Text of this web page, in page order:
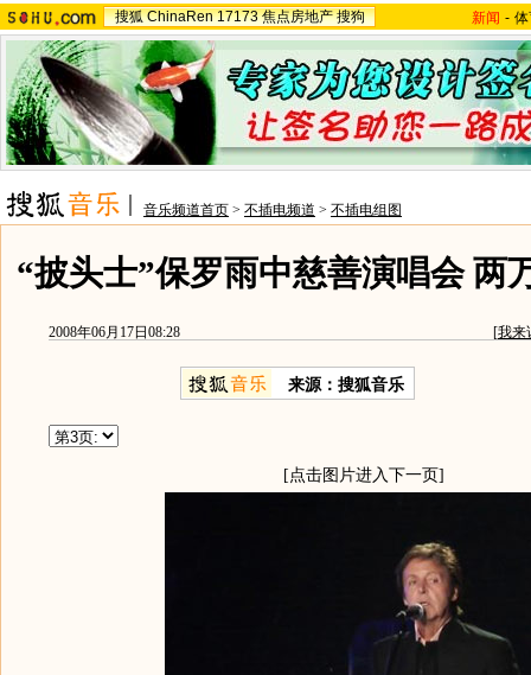
搜狐 ChinaRen 17173 焦点房地产 搜狗 新闻 -
音乐频道首页 > 不插电频道 > 不插电组图
“披头士”保罗雨中慈善演唱会 两
2008年06月17日08:28 [我来
来源：搜狐音乐
[点击图片进入下一页]